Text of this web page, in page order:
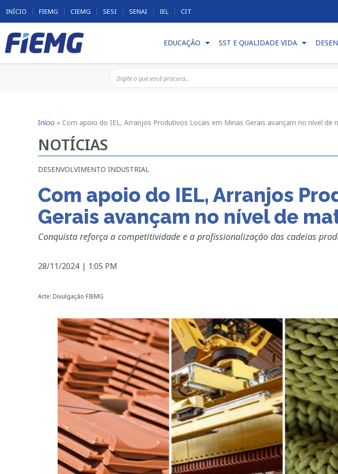
INÍCIO FIEMG CIEMG SESI SENAI IEL CIT
EDUCAÇÃO SST E QUALIDADE VIDA
Início » Com apoio do IEL, Arranjos Produtivos Locais em Minas Gerais avançam no nível de
NOTÍCIAS
DESENVOLVIMENTO INDUSTRIAL
Com apoio do IEL, Arranjos
Gerais avançam no nível de
Conquista reforça a competitividade e a profissionalização das cadeias
28/11/2024 | 1:05 PM
Arte: Divulgação FIEMG